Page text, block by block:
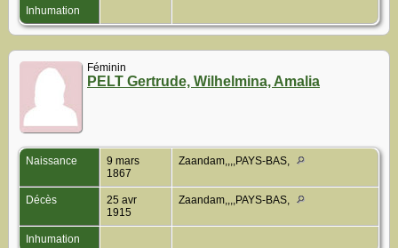
Inhumation
Féminin
PELT Gertrude, Wilhelmina, Amalia
Naissance
9 mars
1867
Zaandam,,,,PAYS-BAS,
Décès
25 avr
1915
Zaandam,,,,PAYS-BAS,
Inhumation